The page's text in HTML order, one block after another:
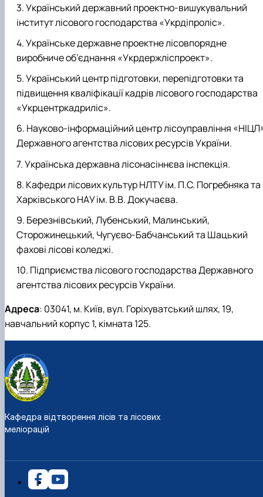
Український державний проектно-вишукувальний
інститут лісового господарства «Укрдіпроліс».
Українське державне проектне лісовпорядне
виробниче об’єднання «Укрдержліспроект».
Український центр підготовки, перепідготовки та
підвищення кваліфікації кадрів лісового господарства
«Укрцентркадриліс».
Науково-інформаційний центр лісоуправління
Державного агентства лісових ресурсів України.
Українська державна лісонасіннєва інспекція.
Кафедри лісових культур НЛТУ ім. П.С. Погребняка та
Харківського НАУ ім. В.В. Докучаєва.
Березнівський, Лубенський, Малинський,
Сторожинецький, Чугуєво-Бабчанський та Шацький
фахові лісові коледжі.
Підприємства лісового господарства Державного
агентства лісових ресурсів України.
Адреса: 03041, м. Київ, вул. Горіхуватський шлях, 19,
навчальний корпус 1, кімната 125.
Кафедра відтворення лісів та лісових
меліорацій